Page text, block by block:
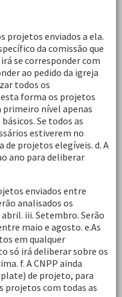
projetos enviados a ela.
da comissão que
se corresponder com
ao pedido da igreja
todos os
forma os projetos
primeiro nível apenas
Se todos as
estiverem no
projetos elegíveis. d. A
ano para deliberar
enviados entre
analisados os
iii. Setembro. Serão
maio e agosto. e.As
em qualquer
só irá deliberar sobre os
f. A CNPP ainda
de projeto, para
projetos com todas as